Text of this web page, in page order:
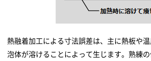
熱融着加工による寸法誤差は、主に熱板や
泡体が溶けることによって生じます。熟練